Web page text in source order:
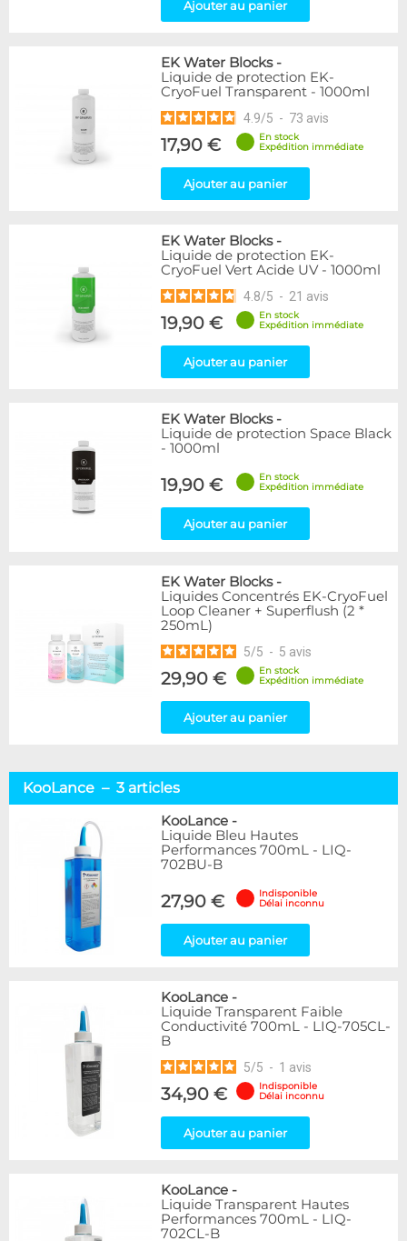
Ajouter au panier
EK Water Blocks-
Liquide de protection EK-
CryoFuel Transparent - 1000ml
4.9/5 - 73 avis
17,90 €
En stock
Expédition immédiate
Ajouter au panier
EK Water Blocks-
Liquide de protection EK-
CryoFuel Vert Acide UV - 1000ml
4.8/5 - 21 avis
19,90 €
En stock
Expédition immédiate
Ajouter au panier
EK Water Blocks-
Liquide de protection Space Black
- 1000ml
19,90 €
En stock
Expédition immédiate
Ajouter au panier
EK Water Blocks-
Liquides Concentrés EK-CryoFuel
Loop Cleaner + Superflush (2 *
250mL)
5/5 - 5 avis
29,90 €
En stock
Expédition immédiate
Ajouter au panier
KooLance – 3 articles
KooLance -
Liquide Bleu Hautes
Performances 700mL - LIQ-
702BU-B
27,90 €
Indisponible
Délai inconnu
Ajouter au panier
KooLance -
Liquide Transparent Faible
Conductivité 700mL - LIQ-705CL-
B
5/5 - 1 avis
34,90 €
Indisponible
Délai inconnu
Ajouter au panier
KooLance -
Liquide Transparent Hautes
Performances 700mL - LIQ-
702CL-B